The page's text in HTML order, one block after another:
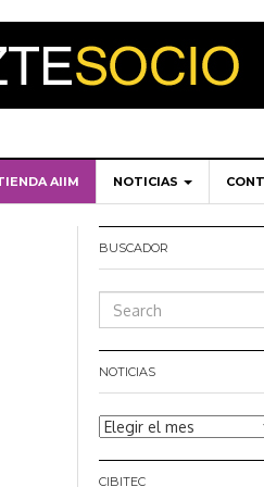
AIIM NOTICIAS
BUSCADOR
NOTICIAS
Noticias
CIBITEC